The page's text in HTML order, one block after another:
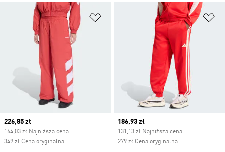
Dodaj do listy życzeń
Current price
226,85 zł
164,03 zł Najniższa cena
349 zł Cena oryginalna
Current price
186,93 zł
131,13 zł Najniższa cena
279 zł Cena oryginalna